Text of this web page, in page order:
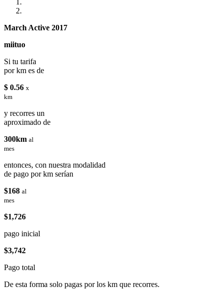
March Active 2017
miituo
Si tu tarifa
por km es de
$ 0.56 x
km
y recorres un
aproximado de
300km al
mes
entonces, con nuestra modalidad
de pago por km serían
$168 al
mes
$1,726
pago inicial
$3,742
Pago total
De esta forma solo pagas por los km que recorres.